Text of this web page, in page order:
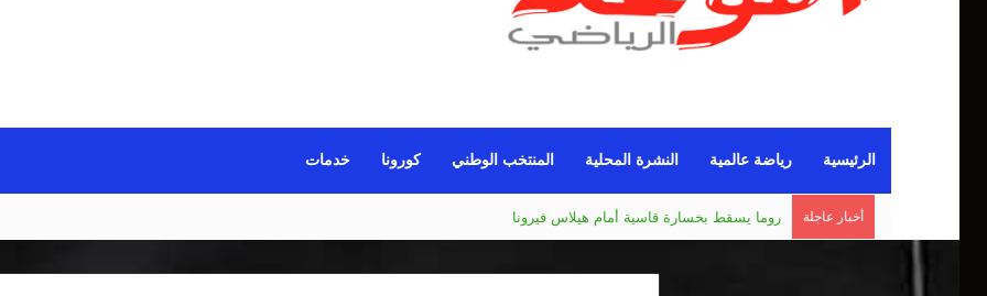
الرئيسية رياضة عالمية النشرة المحلية المنتخب الوطني كورونا خدمات
أخبار عاجلة مانشستر يونايتد يقدم أسوأ نسخة منذ 38 عاما